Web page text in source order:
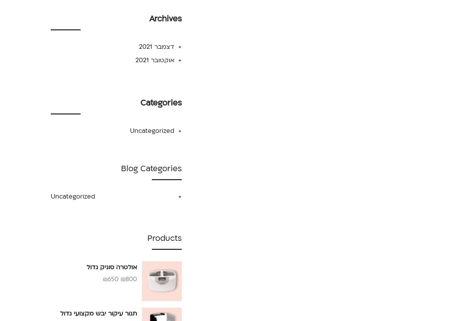
Archives
דצמבר 2021
אוקטובר 2021
Categories
Uncategorized
Blog Categories
Uncategorized
Products
אולטרה סוניק גדול
₪800
₪650
תנור עיקור יבש מקצועי גדול